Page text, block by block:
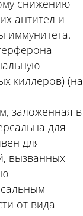
снижению
антител и
иммунитета.
киллеров) (на
заложенная в
для
для
вызванных
от вида